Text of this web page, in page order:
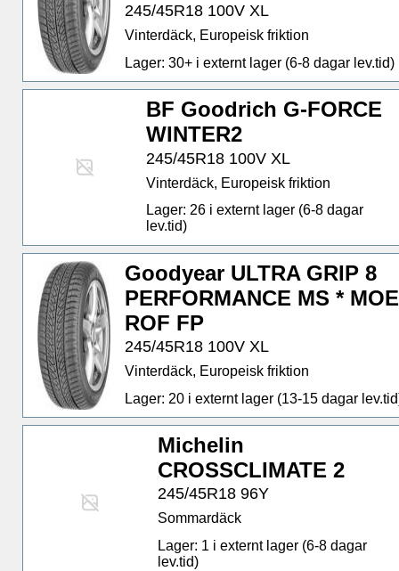
245/45R18 100V XL
Vinterdäck, Europeisk friktion
Lager: 30+ i externt lager (6-8 dagar lev.tid)
BF Goodrich G-FORCE
WINTER2
245/45R18 100V XL
Vinterdäck, Europeisk friktion
Lager: 26 i externt lager (6-8 dagar
lev.tid)
Goodyear ULTRA GRIP 8
PERFORMANCE MS * MOE
ROF FP
245/45R18 100V XL
Vinterdäck, Europeisk friktion
Lager: 20 i externt lager (13-15 dagar
Michelin
CROSSCLIMATE 2
245/45R18 96Y
Sommardäck
Lager: 1 i externt lager (6-8 dagar
lev.tid)